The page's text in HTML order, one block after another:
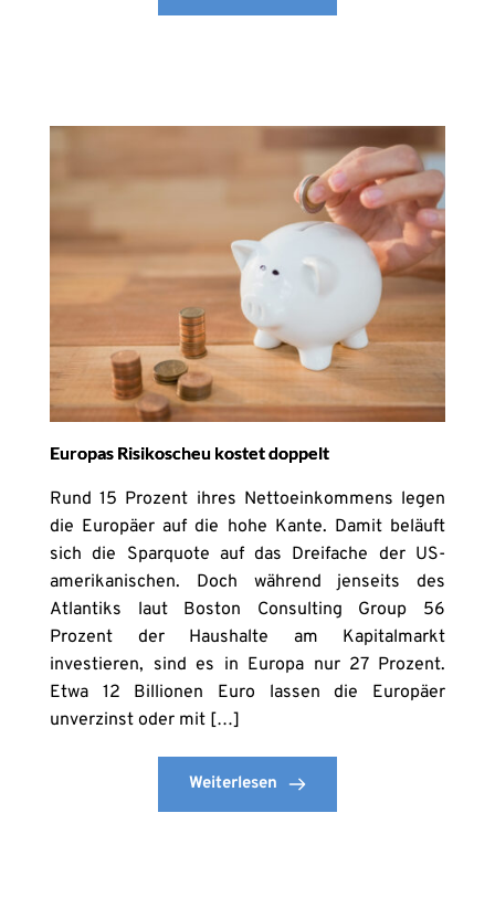
Europas Risikoscheu kostet doppelt
Rund 15 Prozent ihres Nettoeinkommens legen
die Europäer auf die hohe Kante. Damit beläuft
sich die Sparquote auf das Dreifache der US-
amerikanischen. Doch während jenseits des
Atlantiks laut Boston Consulting Group 56
Prozent der Haushalte am Kapitalmarkt
investieren, sind es in Europa nur 27 Prozent.
Etwa 12 Billionen Euro lassen die Europäer
unverzinst oder mit […]
Weiterlesen